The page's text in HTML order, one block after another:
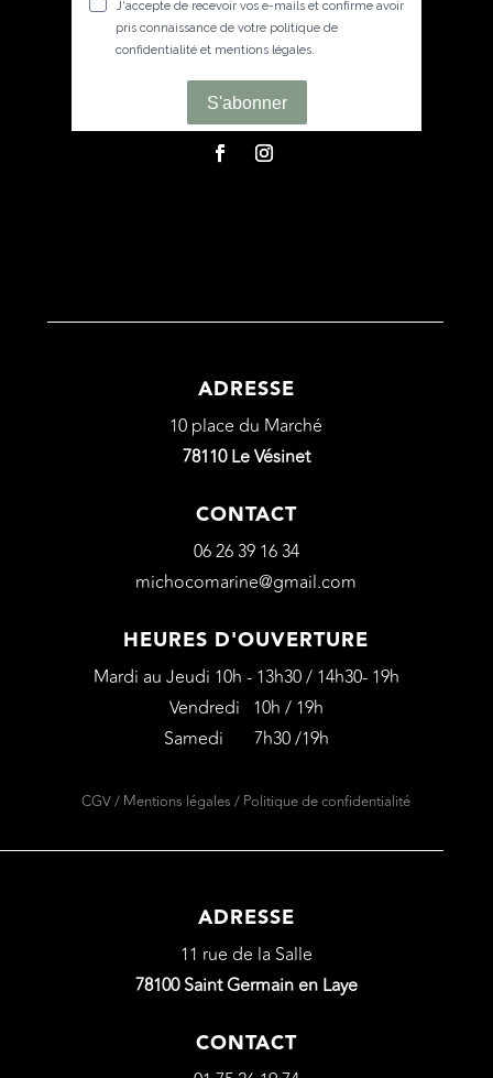
ADRESSE
10 place du Marché
78110 Le Vésinet
CONTACT
06 26 39 16 34
michocomarine@gmail.com
HEURES D'OUVERTURE
Mardi au Jeudi 10h - 13h30 / 14h30- 19h
Vendredi 10h / 19h
Samedi 7h30 /19h
CGV/ Mentions légales / Politique de confidentialité
ADRESSE
11 rue de la Salle
78100 Saint Germain en Laye
CONTACT